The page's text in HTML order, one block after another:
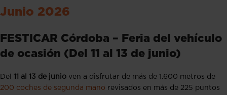
Junio 2026
FESTICAR Córdoba – Feria del vehículo
de ocasión (Del 11 al 13 de junio)
Del 11 al 13 de junio ven a disfrutar de más de 1.600 metros de
200 coches de segunda mano revisados en más de 225 puntos